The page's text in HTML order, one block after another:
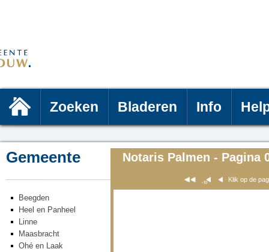
Zoeken Bladeren Info
Gemeente
Beegden
Heel en Panheel
Linne
Maasbracht
Ohé en Laak
Notaris Palmen - Pagina
Klik op de